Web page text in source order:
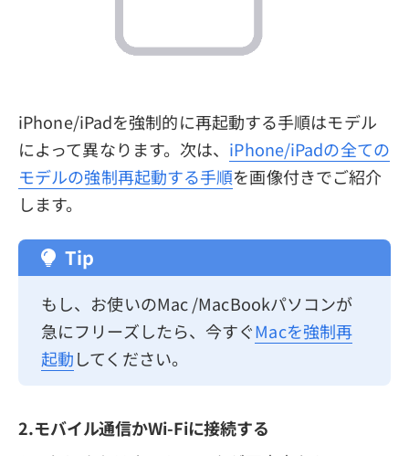
iPhone/iPadを強制的に再起動する手順はモデル
によって異なります。次は、 iPhone/iPadの全ての
モデルの強制再起動する手順を画像付きでご紹介
します。
Tip
もし、お使いのMac /MacBookパソコンが
急にフリーズしたら、今すぐMacを強制再
起動してください。
2.モバイル通信かWi-Fiに接続する